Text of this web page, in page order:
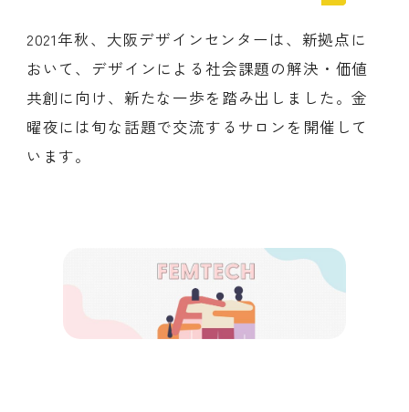
ブランディングのご相談
ビジネスマッチングはこちら
サービス
2021年秋、大阪デザインセンターは、新拠点に
おいて、デザインによる社会課題の解決・価値
共創に向け、新たな一歩を踏み出しました。金
曜夜には旬な話題で交流するサロンを開催して
います。